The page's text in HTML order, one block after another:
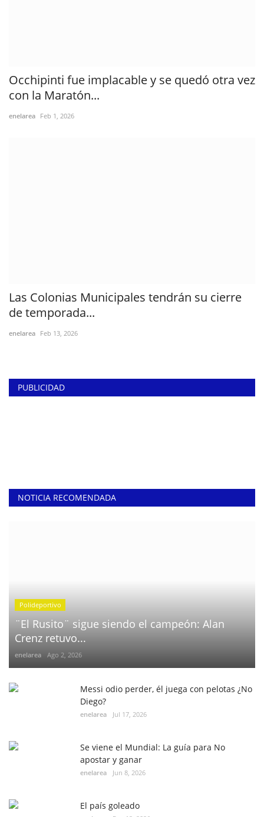
Occhipinti fue implacable y se quedó otra vez
con la Maratón...
enelarea Feb 1, 2026
Las Colonias Municipales tendrán su cierre
de temporada...
enelarea Feb 13, 2026
PUBLICIDAD
NOTICIA RECOMENDADA
Polideportivo
¨El Rusito¨ sigue siendo el campeón: Alan
Crenz retuvo...
enelarea Ago 2, 2026
Messi odio perder, él juega con pelotas ¿No
Diego?
enelarea Jul 17, 2026
Se viene el Mundial: La guía para No
apostar y ganar
enelarea Jun 8, 2026
El país goleado